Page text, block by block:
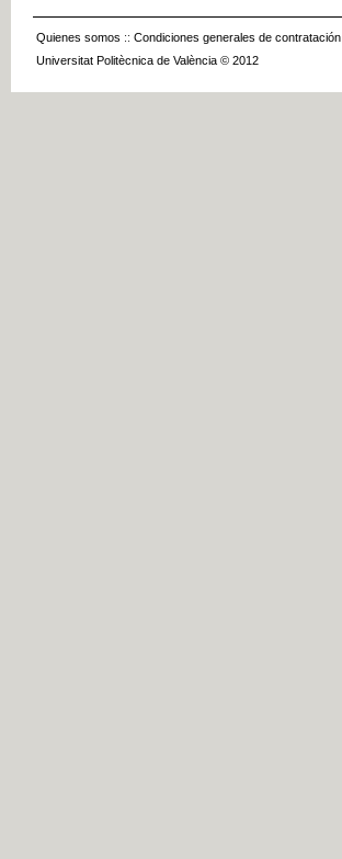
Quienes somos :: Condiciones generales de contratación
Universitat Politècnica de València © 2012